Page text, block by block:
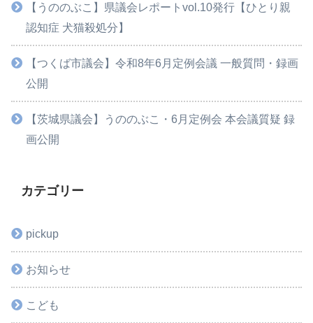
【うののぶこ】県議会レポートvol.10発行【ひとり親
認知症 犬猫殺処分】
【つくば市議会】令和8年6月定例会議 一般質問・録画
公開
【茨城県議会】うののぶこ・6月定例会 本会議質疑 録
画公開
カテゴリー
pickup
お知らせ
こども